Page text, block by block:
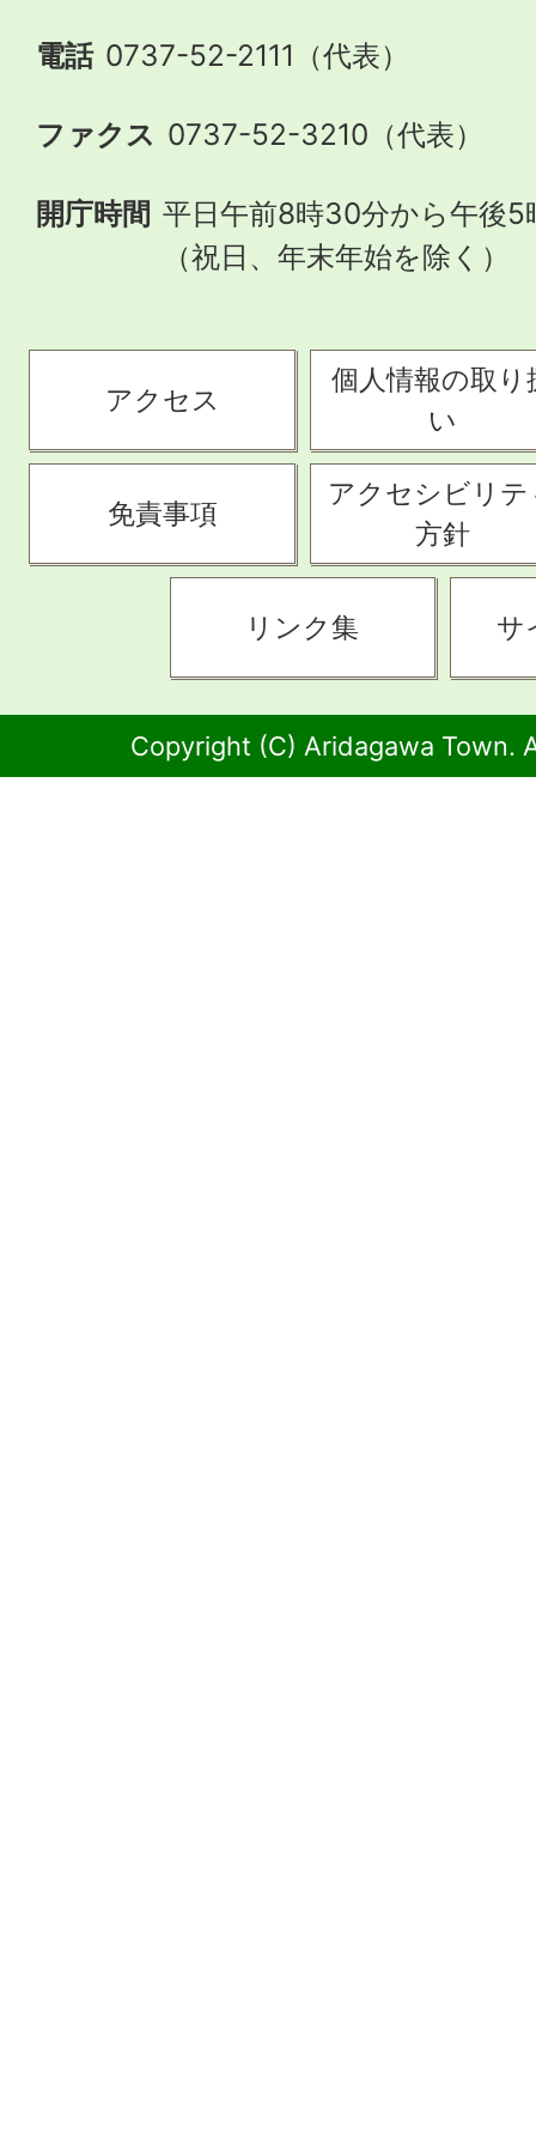
電話 0737-52-2111（代表）
ファクス 0737-52-3210（代表）
開庁時間 平日午前8時30分から午後5
（祝日、年末年始を除く）
アクセス
個人情報の取り
い
免責事項
アクセシビリテ
方針
リンク集 サ
Copyright (C) Aridagawa Town.